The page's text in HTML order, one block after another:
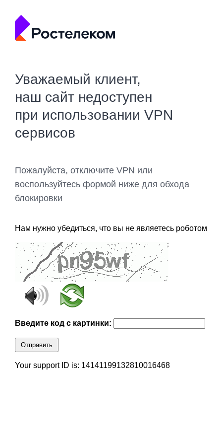
Уважаемый клиент,
наш сайт недоступен
при использовании VPN
сервисов
Пожалуйста, отключите VPN или
воспользуйтесь формой ниже для обхода
блокировки
Нам нужно убедиться, что вы не являетесь роботом
Введите код с картинки:
Отправить
Your support ID is: 14141199132810016468